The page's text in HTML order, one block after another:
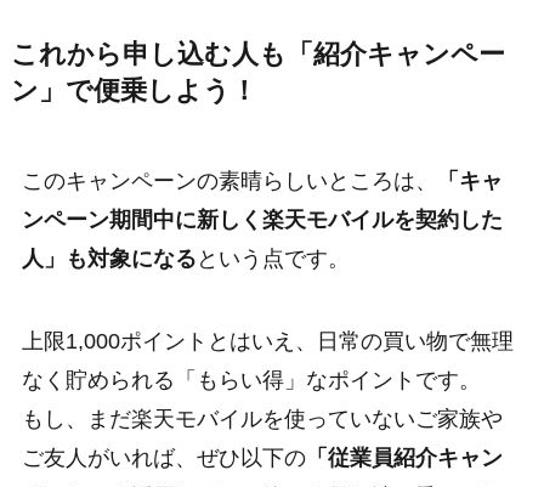
これから申し込む人も「紹介キャンペー
ン」で便乗しよう！
このキャンペーンの素晴らしいところは、
「キャ
ンペーン期間中に新しく楽天モバイルを契約した
人」も対象になる という点です。
上限1,000ポイントとはいえ、日常の買い物で無理
なく貯められる「もらい得」なポイントです。
もし、まだ楽天モバイルを使っていないご家族や
ご友人がいれば、ぜひ以下の「従業員紹介キャン